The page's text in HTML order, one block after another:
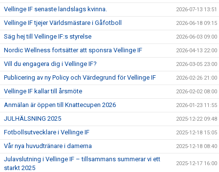
Vellinge IF senaste landslags kvinna. 2026-07-13 13:51
Vellinge IF tjejer Världsmästare i Gåfotboll 2026-06-18 09:15
Säg hej till Vellinge IF:s styrelse 2026-06-03 09:00
Nordic Wellness fortsätter att sponsra Vellinge IF 2026-04-13 22:00
Vill du engagera dig i Vellinge IF? 2026-03-05 23:00
Publicering av ny Policy och Värdegrund för Vellinge IF 2026-02-26 21:00
Vellinge IF kallar till årsmöte 2026-02-02 08:00
Anmälan är öppen till Knattecupen 2026 2026-01-23 11:55
JULHÄLSNING 2025 2025-12-22 09:48
Fotbollsutvecklare i Vellinge IF 2025-12-18 15:05
Vår nya huvudtränare i damerna 2025-12-18 08:40
Julavslutning i Vellinge IF – tillsammans summerar vi ett
starkt 2025
2025-12-17 16:00